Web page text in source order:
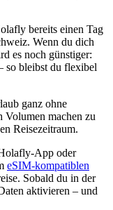
bereits einen Tag
Wenn du dich
es noch günstiger:
so bleibst du flexibel
ganz ohne
Volumen machen zu
Reisezeitraum.
App oder
eSIM-kompatiblen
Sobald du in der
aktivieren – und